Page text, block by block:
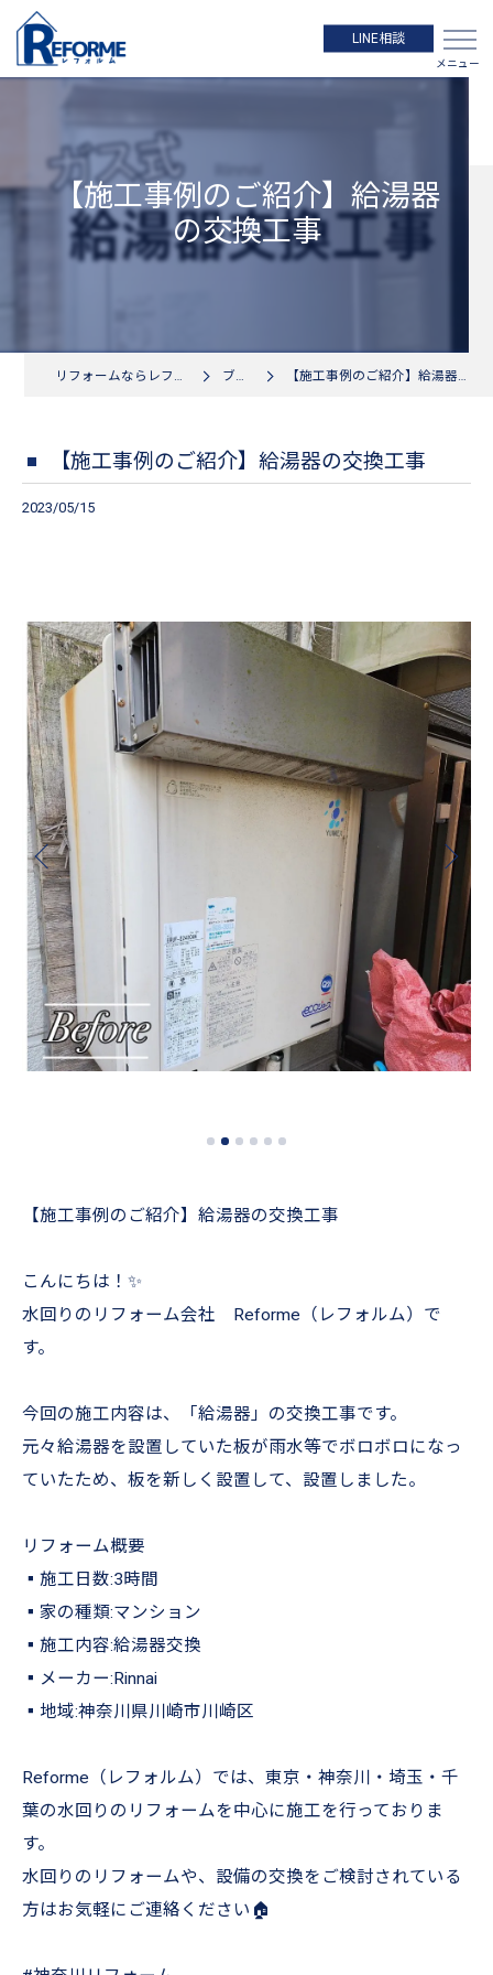
LINE相談
【施工事例のご紹介】給湯器
の交換工事
リフォームならレフォルムへ ブログ 【施工事例のご紹介】給湯器の交換工事
【施工事例のご紹介】給湯器の交換工事
2023/05/15
【施工事例のご紹介】給湯器の交換工事
こんにちは！✨
水回りのリフォーム会社 Reforme（レフォルム）で
す。
今回の施工内容は、「給湯器」の交換工事です。
元々給湯器を設置していた板が雨水等でボロボロになっ
ていたため、板を新しく設置して、設置しました。
リフォーム概要
▪︎施工日数:3時間
▪︎家の種類:マンション
▪︎施工内容:給湯器交換
▪︎メーカー:Rinnai
▪︎地域:神奈川県川崎市川崎区
Reforme（レフォルム）では、東京・神奈川・埼玉・千
葉の水回りのリフォームを中心に施工を行っておりま
す。
水回りのリフォームや、設備の交換をご検討されている
方はお気軽にご連絡ください🏠